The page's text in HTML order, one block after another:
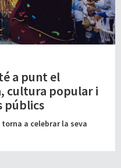
a punt el
cultura popular i
públics
a celebrar la seva